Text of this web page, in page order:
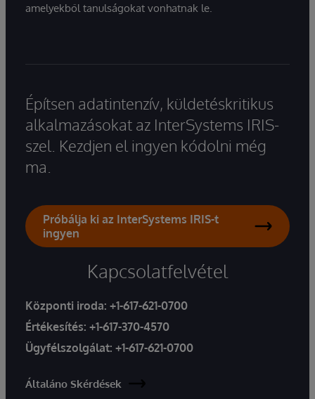
amelyekből tanulságokat vonhatnak le.
Építsen adatintenzív, küldetéskritikus
alkalmazásokat az InterSystems IRIS-
szel. Kezdjen el ingyen kódolni még
ma.
Próbálja ki az InterSystems IRIS-t
ingyen
Kapcsolatfelvétel
Központi iroda: +1-617-621-0700
Értékesítés: +1-617-370-4570
Ügyfélszolgálat: +1-617-621-0700
Általáno Skérdések